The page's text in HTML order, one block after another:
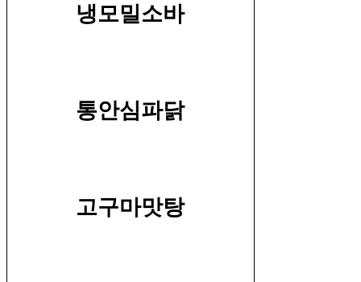
냉모밀소바
통안심파닭
고구마맛탕